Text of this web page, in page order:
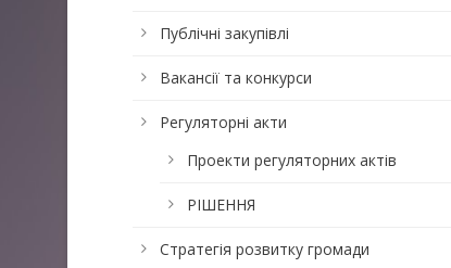
Публічні закупівлі
Вакансії та конкурси
Регуляторні акти
Проекти регуляторних актів
РІШЕННЯ
Стратегія розвитку громади